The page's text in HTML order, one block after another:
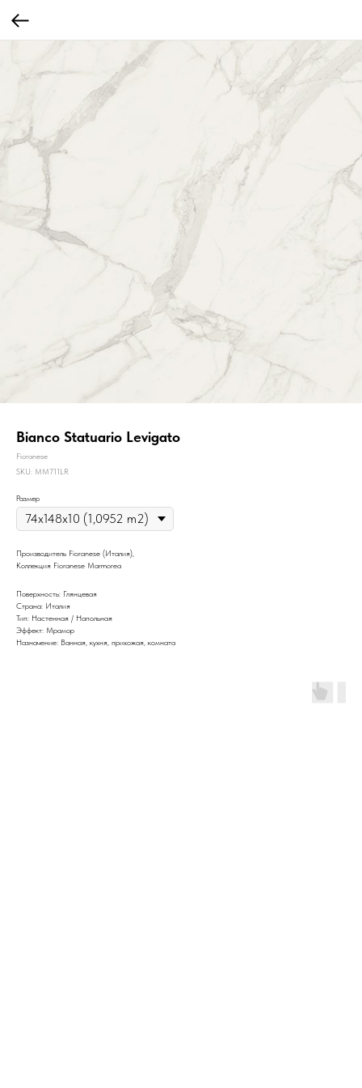
Bianco Statuario Levigato
Fioranese
SKU: MM711LR
Размер
Производитель Fioranese (Италия),
Коллекция Fioranese Marmorea
Поверхность: Глянцевая
Страна: Италия
Тип: Настенная / Напольная
Эффект: Мрамор
Назначение: Ванная, кухня, прихожая, комната